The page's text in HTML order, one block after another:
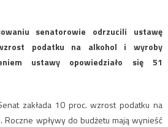
senatorowie odrzucili ustawę
podatku na alkohol i wyroby
ustawy opowiedziało się 51
zakłada 10 proc. wzrost podatku na
wpływy do budżetu mają wynieść